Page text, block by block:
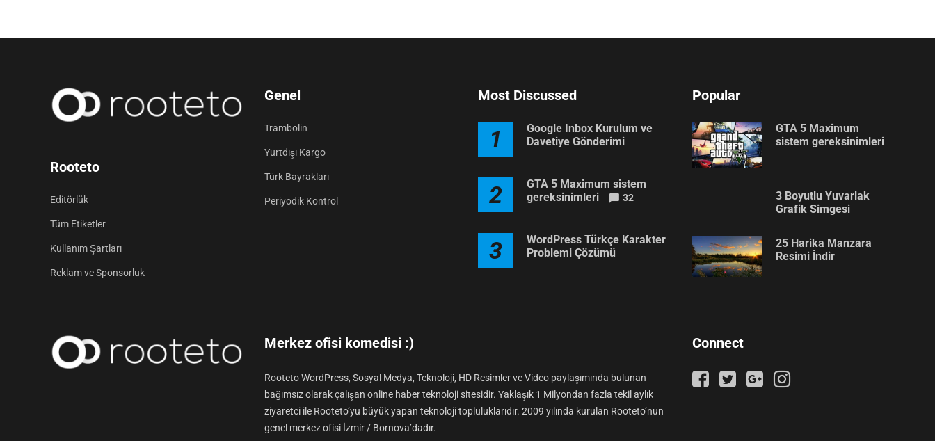
Rooteto
Editörlük
Tüm Etiketler
Kullanım Şartları
Reklam ve Sponsorluk
Genel
Trambolin
Yurtdışı Kargo
Türk Bayrakları
Periyodik Kontrol
Most Discussed
1
Google Inbox Kurulum ve
Davetiye Gönderimi
2
GTA 5 Maximum sistem
gereksinimleri
32
3
WordPress Türkçe Karakter
Problemi Çözümü
Popular
GTA 5 Maximum
sistem gereksinimleri
3 Boyutlu Yuvarlak
Grafik Simgesi
25 Harika Manzara
Resimi İndir
Merkez ofisi komedisi :)
Rooteto WordPress, Sosyal Medya, Teknoloji, HD Resimler ve Video paylaşımında bulunan
bağımsız olarak çalışan online haber teknoloji sitesidir. Yaklaşık 1 Milyondan fazla tekil aylık
ziyaretci ile Rooteto’yu büyük yapan teknoloji topluluklarıdır. 2009 yılında kurulan Rooteto’nun
genel merkez ofisi İzmir / Bornova’dadır.
Connect